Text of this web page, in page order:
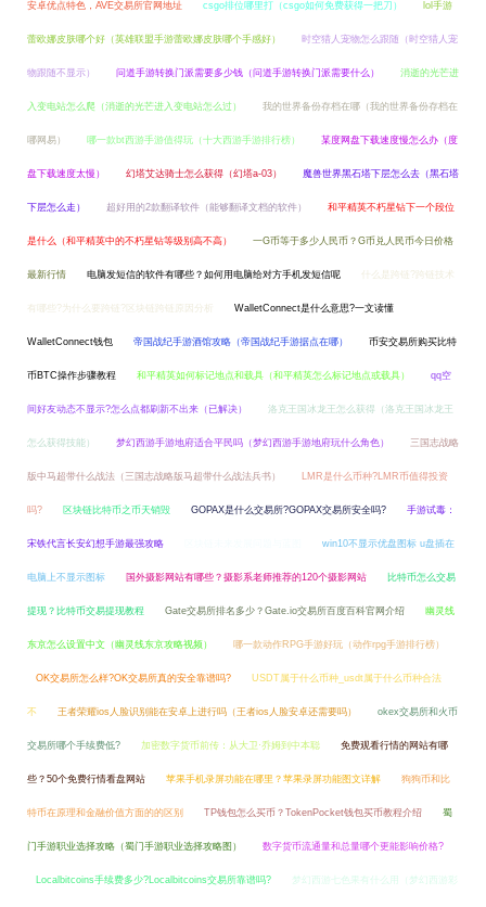
安卓优点特色，AVE交易所官网地址 csgo排位哪里打（csgo如何免费获得一把刀） lol手游
蕾欧娜皮肤哪个好（英雄联盟手游蕾欧娜皮肤哪个手感好） 时空猎人宠物怎么跟随（时空猎人宠
物跟随不显示） 问道手游转换门派需要多少钱（问道手游转换门派需要什么） 消逝的光芒进
入变电站怎么爬（消逝的光芒进入变电站怎么过） 我的世界备份存档在哪（我的世界备份存档在
哪网易） 哪一款bt西游手游值得玩（十大西游手游排行榜） 某度网盘下载速度慢怎么办（度
盘下载速度太慢） 幻塔艾达骑士怎么获得（幻塔a-03） 魔兽世界黑石塔下层怎么去（黑石塔
下层怎么走） 超好用的2款翻译软件（能够翻译文档的软件） 和平精英不朽星钻下一个段位
是什么（和平精英中的不朽星钻等级别高不高） 一G币等于多少人民币？G币兑人民币今日价格
最新行情 电脑发短信的软件有哪些？如何用电脑给对方手机发短信呢 什么是跨链?跨链技术
有哪些?为什么要跨链?区块链跨链原因分析 WalletConnect是什么意思?一文读懂
WalletConnect钱包 帝国战纪手游酒馆攻略（帝国战纪手游据点在哪） 币安交易所购买比特
币BTC操作步骤教程 和平精英如何标记地点和载具（和平精英怎么标记地点或载具） qq空
间好友动态不显示?怎么点都刷新不出来（已解决） 洛克王国冰龙王怎么获得（洛克王国冰龙王
怎么获得技能） 梦幻西游手游地府适合平民吗（梦幻西游手游地府玩什么角色） 三国志战略
版中马超带什么战法（三国志战略版马超带什么战法兵书） LMR是什么币种?LMR币值得投资
吗? 区块链比特币之币天销毁 GOPAX是什么交易所?GOPAX交易所安全吗? 手游试毒：
宋铁代言长安幻想手游最强攻略 win10不显示优盘图标 u盘插在
电脑上不显示图标 国外摄影网站有哪些？摄影系老师推荐的120个摄影网站 比特币怎么交易
提现？比特币交易提现教程 Gate交易所排名多少？Gate.io交易所百度百科官网介绍 幽灵线
东京怎么设置中文（幽灵线东京攻略视频） 哪一款动作RPG手游好玩（动作rpg手游排行榜）
OK交易所怎么样?OK交易所真的安全靠谱吗? USDT属于什么币种_usdt属于什么币种合法
不 王者荣耀ios人脸识别能在安卓上进行吗（王者ios人脸安卓还需要吗） okex交易所和火币
交易所哪个手续费低? 加密数字货币前传：从大卫·乔姆到中本聪 免费观看行情的网站有哪
些？50个免费行情看盘网站 苹果手机录屏功能在哪里？苹果录屏功能图文详解 狗狗币和比
特币在原理和金融价值方面的的区别 TP钱包怎么买币？TokenPocket钱包买币教程介绍 蜀
门手游职业选择攻略（蜀门手游职业选择攻略图） 数字货币流通量和总量哪个更能影响价格?
Localbitcoins手续费多少?Localbitcoins交易所靠谱吗? 梦幻西游七色果有什么用（梦幻西游彩